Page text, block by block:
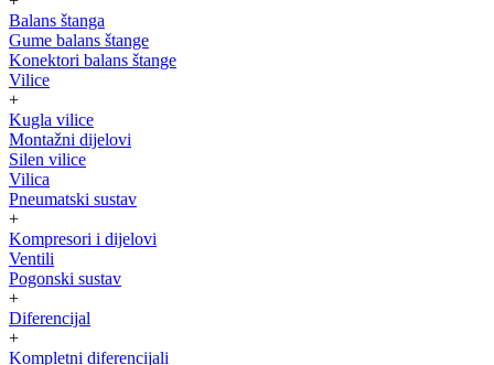
Balans štanga
Gume balans štange
Konektori balans štange
Vilice
+
Kugla vilice
Montažni dijelovi
Silen vilice
Vilica
Pneumatski sustav
+
Kompresori i dijelovi
Ventili
Pogonski sustav
+
Diferencijal
+
Kompletni diferencijali